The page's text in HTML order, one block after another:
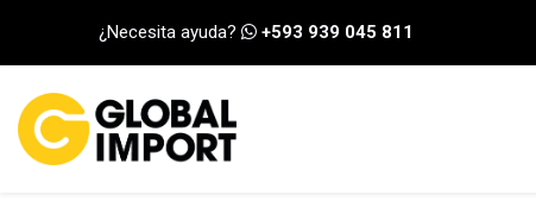
¿Necesita ayuda? +593 939 045 811